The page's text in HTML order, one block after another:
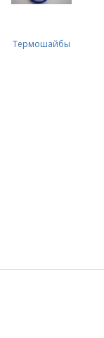
Термошайбы